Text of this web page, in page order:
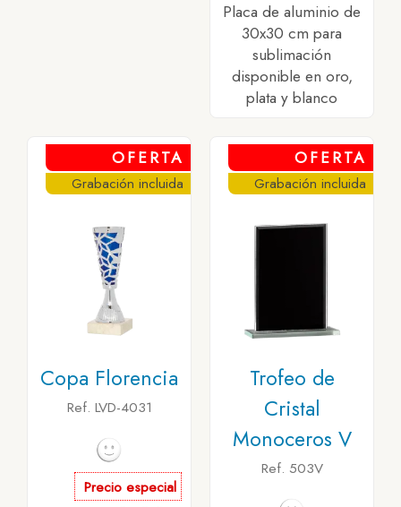
Placa de aluminio de
30x30 cm para
sublimación
disponible en oro,
plata y blanco
OFERTA
Grabación incluida
Copa Florencia
Ref. LVD-4031
Precio especial
OFERTA
Grabación incluida
Trofeo de
Cristal
Monoceros V
Ref. 503V